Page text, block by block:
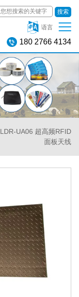
搜索
语言
180 2766 4134
LDR-UA06 超高频RFID
面板天线